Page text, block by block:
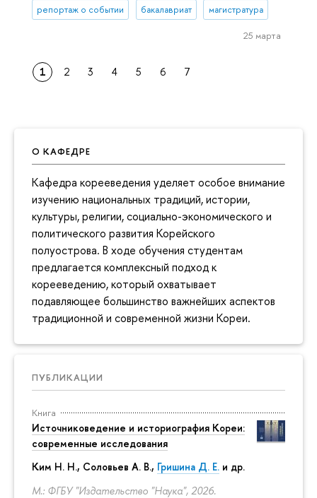
О КАФЕДРЕ
Кафедра корееведения уделяет особое внимание
изучению национальных традиций, истории,
культуры, религии, социально-экономического и
политического развития Корейского
полуострова. В ходе обучения студентам
предлагается комплексный подход к
корееведению, который охватывает
подавляющее большинство важнейших аспектов
традиционной и современной жизни Кореи.
ПУБЛИКАЦИИ
Книга
Источниковедение и историография Кореи:
современные исследования
Ким Н. Н., Соловьев А. В., Гришина Д. Е. и др.
М.: ФГБУ "Издательство "Наука", 2026.
репортаж о событии бакалавриат магистратура
25 марта
1 2 3 4 5 6 7